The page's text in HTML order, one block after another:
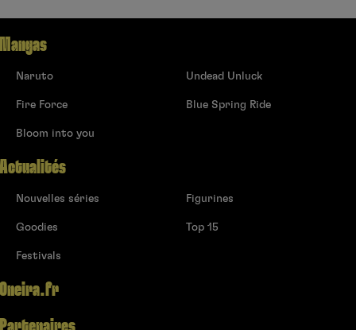
Mangas
Naruto
Fire Force
Bloom into you
Undead Unluck
Blue Spring Ride
Actualités
Nouvelles séries
Goodies
Festivals
Figurines
Top 15
Oneira.fr
Partenaires